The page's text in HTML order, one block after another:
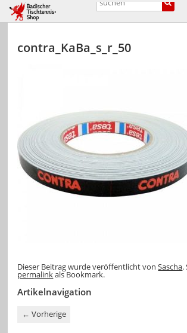
contra_KaBa_s_r_50
Dieser Beitrag wurde veröffentlicht vonSascha.
permalinkals Bookmark.
Artikelnavigation
← Vorherige